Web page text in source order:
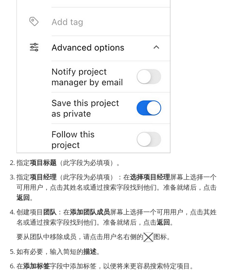
指定项目标题 （此字段为必填项）。
指定项目经理 （此字段为必填项）：在选择项目经理屏幕上选择一个
可用用户，点击其姓名或通过搜索字段找到他们。准备就绪后，点击
返回。
创建项目团队 ：在添加团队成员屏幕上选择一个可用用户，点击其姓
名或通过搜索字段找到他们。准备就绪后，点击返回。
要从团队中移除成员，请点击用户名右侧的
图标。
如有必要，输入简短的描述。
在添加标签字段中添加标签，以便将来更容易搜索特定项目。